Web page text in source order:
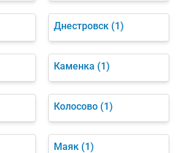
Днестровск (1)
Каменка (1)
Колосово (1)
Маяк (1)